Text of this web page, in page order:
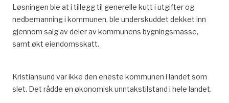
Løsningen ble at i tillegg til generelle kutt i utgifter og
nedbemanning i kommunen, ble underskuddet dekket inn
gjennom salg av deler av kommunens bygningsmasse,
samt økt eiendomsskatt.
Kristiansund var ikke den eneste kommunen i landet som
slet. Det rådde en økonomisk unntakstilstand i hele landet.